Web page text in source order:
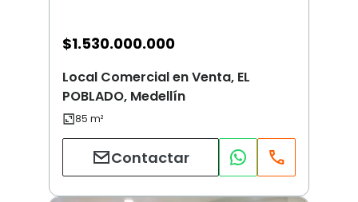
$1.530.000.000
Local Comercial en Venta, EL
POBLADO, Medellín
Contactar